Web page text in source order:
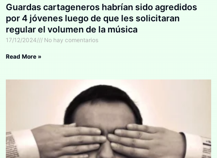
Guardas cartageneros habrían sido agredidos
por 4 jóvenes luego de que les solicitaran
regular el volumen de la música
17/12/2024 No hay comentarios
Read More »